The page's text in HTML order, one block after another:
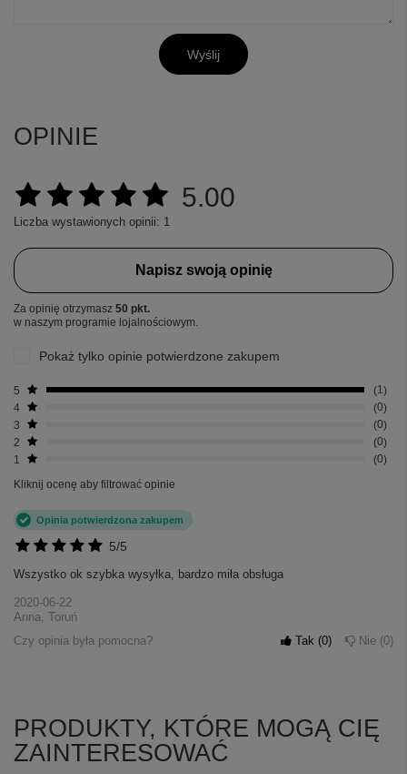
Wyślij
OPINIE
5.00
Liczba wystawionych opinii: 1
Napisz swoją opinię
Za opinię otrzymasz 50 pkt.
w naszym programie lojalnościowym.
Pokaż tylko opinie potwierdzone zakupem
5
1
4
0
3
0
2
0
1
0
Kliknij ocenę aby filtrować opinie
5/5
Opinia potwierdzona zakupem
Wszystko ok szybka wysyłka, bardzo miła obsługa
2020-06-22
Anna, Toruń
Czy opinia była pomocna?
Tak 0 Nie 0
PRODUKTY, KTÓRE MOGĄ CIĘ
ZAINTERESOWAĆ